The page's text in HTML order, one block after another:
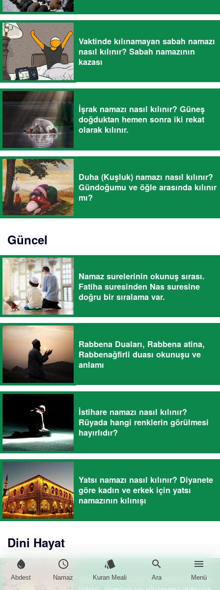
water_drop
Abdest
schedule
Namaz
style
Kuran Meali
search
Ara
menu
Menü
Vaktinde kılınamayan sabah namazı
nasıl kılınır? Sabah namazının
kazası
İşrak namazı nasıl kılınır? Güneş
doğduktan hemen sonra iki rekat
olarak kılınır.
Duha (Kuşluk) namazı nasıl kılınır?
Gündoğumu ve öğle arasında kılınır
mı?
Güncel
Namaz surelerinin okunuş sırası.
Fatiha suresinden Nas suresine
doğru bir sıralama var.
Rabbena Duaları, Rabbena atina,
Rabbenağfirli duası okunuşu ve
anlamı
İstihare namazı nasıl kılınır?
Rüyada hangi renklerin görülmesi
hayırlıdır?
Yatsı namazı nasıl kılınır? Diyanete
göre kadın ve erkek için yatsı
namazının kılınışı
Dini Hayat
Nasr suresi, Nasr suresinin anlamı,